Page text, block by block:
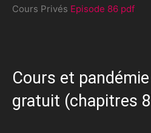
Cours Privés Episode 86 pdf
Cours et
gratuit (chapitres